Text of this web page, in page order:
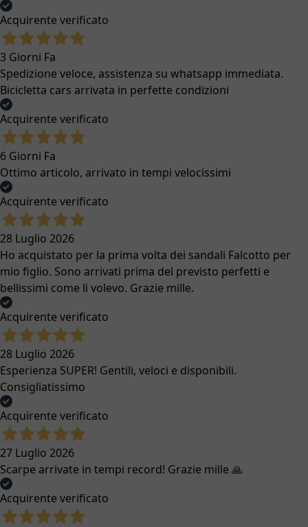
Acquirente verificato
3 Giorni Fa
Spedizione veloce, assistenza su whatsapp immediata.
Bicicletta cars arrivata in perfette condizioni
Acquirente verificato
6 Giorni Fa
Ottimo articolo, arrivato in tempi velocissimi
Acquirente verificato
28 Luglio 2026
Ho acquistato per la prima volta dei sandali Falcotto per
mio figlio. Sono arrivati prima del previsto perfetti e
bellissimi come li volevo. Grazie mille.
Acquirente verificato
28 Luglio 2026
Esperienza SUPER! Gentili, veloci e disponibili.
Consigliatissimo
Acquirente verificato
27 Luglio 2026
Scarpe arrivate in tempi record! Grazie mille 🙏
Acquirente verificato